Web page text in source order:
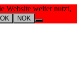
Website weiter nutzt,
OK NOK